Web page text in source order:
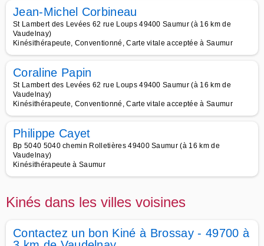
Jean-Michel Corbineau
St Lambert des Levées 62 rue Loups 49400 Saumur (à 16 km de
Vaudelnay)
Kinésithérapeute, Conventionné, Carte vitale acceptée à Saumur
Coraline Papin
St Lambert des Levées 62 rue Loups 49400 Saumur (à 16 km de
Vaudelnay)
Kinésithérapeute, Conventionné, Carte vitale acceptée à Saumur
Philippe Cayet
Bp 5040 5040 chemin Rolletières 49400 Saumur (à 16 km de
Vaudelnay)
Kinésithérapeute à Saumur
Kinés dans les villes voisines
Contactez un bon Kiné à Brossay - 49700 à